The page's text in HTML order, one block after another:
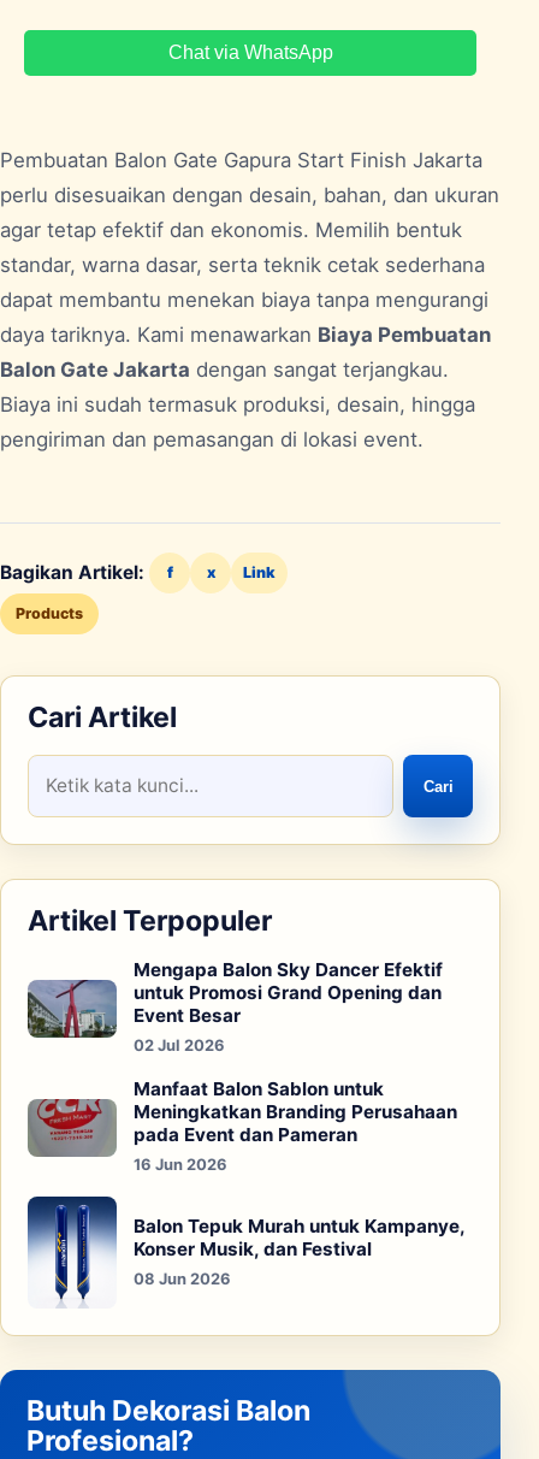
Chat via WhatsApp
Pembuatan Balon Gate Gapura Start Finish Jakarta
perlu disesuaikan dengan desain, bahan, dan ukuran
agar tetap efektif dan ekonomis. Memilih bentuk
standar, warna dasar, serta teknik cetak sederhana
dapat membantu menekan biaya tanpa mengurangi
daya tariknya. Kami menawarkan Biaya Pembuatan
Balon Gate Jakarta dengan sangat terjangkau.
Biaya ini sudah termasuk produksi, desain, hingga
pengiriman dan pemasangan di lokasi event.
Bagikan Artikel: f x Link
Products
Cari Artikel
Cari
Artikel Terpopuler
Mengapa Balon Sky Dancer Efektif
untuk Promosi Grand Opening dan
Event Besar
02 Jul 2026
Manfaat Balon Sablon untuk
Meningkatkan Branding Perusahaan
pada Event dan Pameran
16 Jun 2026
Balon Tepuk Murah untuk Kampanye,
Konser Musik, dan Festival
08 Jun 2026
Butuh Dekorasi Balon
Profesional?